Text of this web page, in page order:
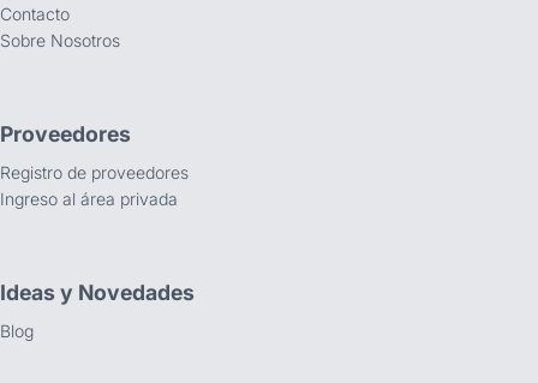
Contacto
Sobre Nosotros
Proveedores
Registro de proveedores
Ingreso al área privada
Ideas y Novedades
Blog